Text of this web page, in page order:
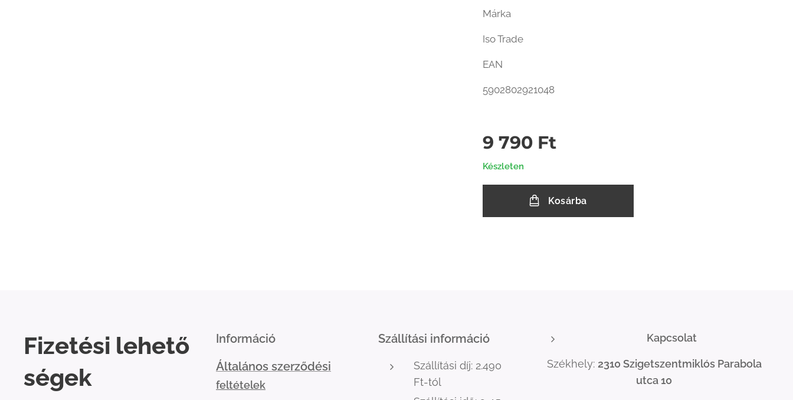
Márka
Iso Trade
EAN
5902802921048
9 790 Ft
Készleten
Kosárba
Fizetési lehető
ségek
Információ
Általános szerződési
feltételek
Szállítási információ
Szállítási díj: 2.490
Ft-tól
Kapcsolat
Székhely: 2310 Szigetszentmiklós Parabola
utca 10